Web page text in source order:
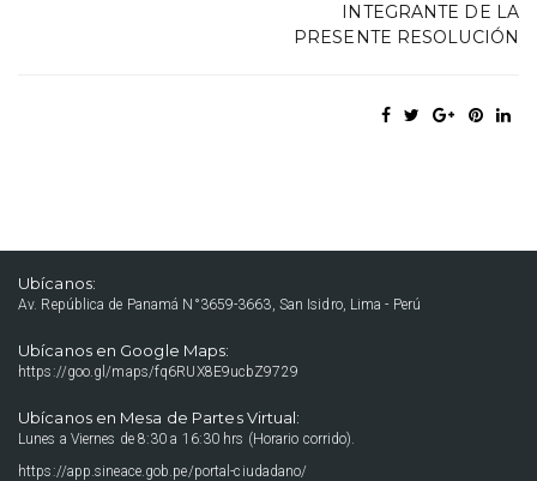
INTEGRANTE DE LA
PRESENTE RESOLUCIÓN
Ubícanos:
Av. República de Panamá N°3659-3663, San Isidro, Lima - Perú
Ubícanos en Google Maps:
https://goo.gl/maps/fq6RUX8E9ucbZ9729
Ubícanos en Mesa de Partes Virtual:
Lunes a Viernes de 8:30 a 16:30 hrs (Horario corrido).
https://app.sineace.gob.pe/portal-ciudadano/